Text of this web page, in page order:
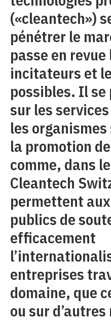
(«cleantech»)
pénétrer le
passe en
incitateurs et
possibles. Il se
sur les
les
la promotion
comme, dans
Cleantech
permettent
publics de
efficacement
entreprises
domaine, que
ou sur